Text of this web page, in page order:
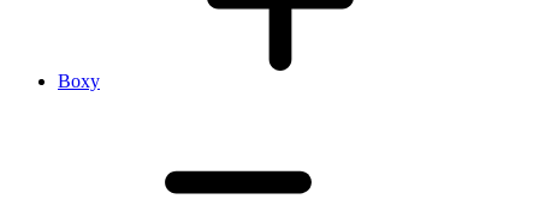
Boxy